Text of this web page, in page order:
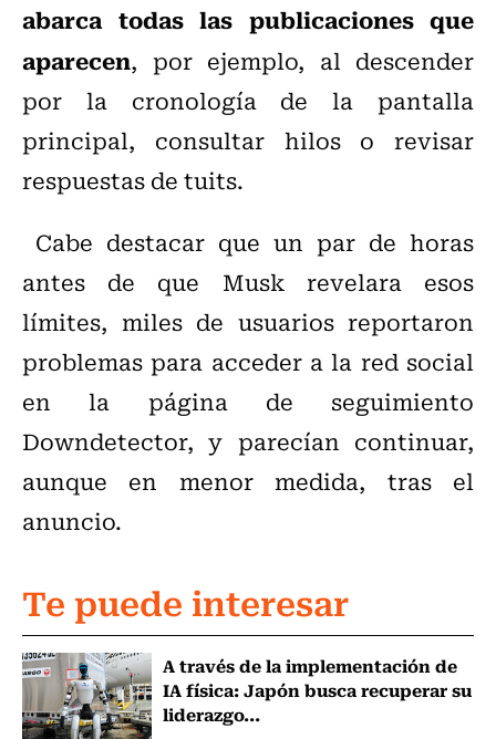
abarca todas las publicaciones que
aparecen, por ejemplo, al descender
por la cronología de la pantalla
principal, consultar hilos o revisar
respuestas de tuits.
Cabe destacar que un par de horas
antes de que Musk revelara esos
límites, miles de usuarios reportaron
problemas para acceder a la red social
en la página de seguimiento
Downdetector, y parecían continuar,
aunque en menor medida, tras el
anuncio.
Te puede interesar
A través de la implementación de
IA física: Japón busca recuperar su
liderazgo...